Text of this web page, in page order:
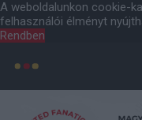
A weboldalunkon cookie-
felhasználói élményt
Rendben